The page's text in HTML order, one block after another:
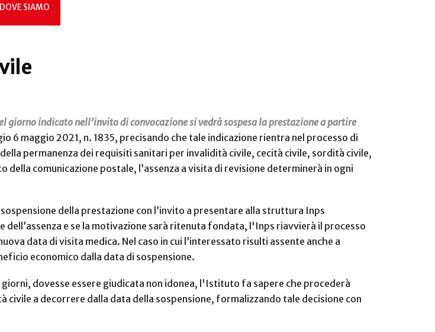
DOVE SIAMO
giorno indicato nell’invito di convocazione si vedrà sospesa la prestazione a partire
6 maggio 2021, n. 1835, precisando che tale indicazione rientra nel processo di
permanenza dei requisiti sanitari per invalidità civile, cecità civile, sordità civile,
comunicazione postale, l’assenza a visita di revisione determinerà in ogni
della prestazione con l’invito a presentare alla struttura Inps
e se la motivazione sarà ritenuta fondata, l'Inps riavvierà il processo
data di visita medica. Nel caso in cui l’interessato risulti assente anche a
economico dalla data di sospensione.
dovesse essere giudicata non idonea, l'Istituto fa sapere che procederà
a decorrere dalla data della sospensione, formalizzando tale decisione con